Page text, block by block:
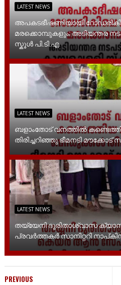
LATEST NEWS
അപകടഭീഷണിയായി
മരക്കൊമ്പുകളും; അടിയന്തര
സ്കൂൾ പി.ടി.എ
LATEST NEWS
ബളാംതോട് വനത്തിൽ
തിരിച്ചറിഞ്ഞു ഭീമനടി
LATEST NEWS
തയ്യേനി ദുരിതാശ്വാസ
പ്രവർത്തകർ സാനിറ്ററി
PREVIOUS